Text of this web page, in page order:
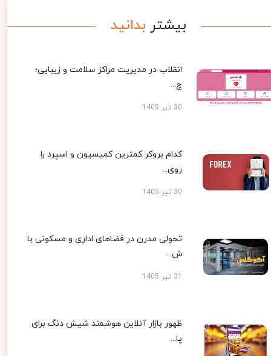
بیشتر بدانید
انقلاب در مدیریت مراکز سلامت و زیبایی؛
چ...
30 تیر 1405
کدام بروکر کمترین کمیسیون و اسپرد را
روی...
30 تیر 1405
تحولی مدرن در فضاهای اداری و مسکونی با
ش...
ظهور بازار آنلاین هوشمند شیش دنگ برای
پا...